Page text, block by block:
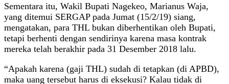
Sementara itu, Wakil Bupati Nagekeo, Marianus Waja,
yang ditemui SERGAP pada Jumat (15/2/19) siang,
mengatakan, para THL bukan diberhentikan oleh Bupati,
tetapi berhenti dengan sendirinya karena masa kontrak
mereka telah berakhir pada 31 Desember 2018 lalu.
“Apakah karena (gaji THL) sudah di tetapkan (di APBD),
maka uang tersebut harus di eksekusi? Kalau tidak di